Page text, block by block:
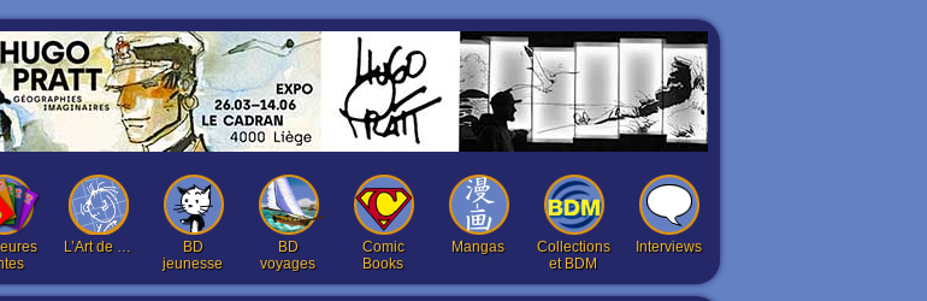
L’Art de …
BD
jeunesse
BD
voyages
Comic
Books
Mangas
Collections
et BDM
Interviews